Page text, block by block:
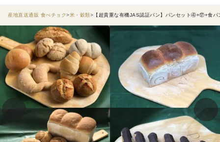
産地直送通販 食べチョク 米・穀類 【超貴重な有機JAS認証パン】パンセット④+⑰+食